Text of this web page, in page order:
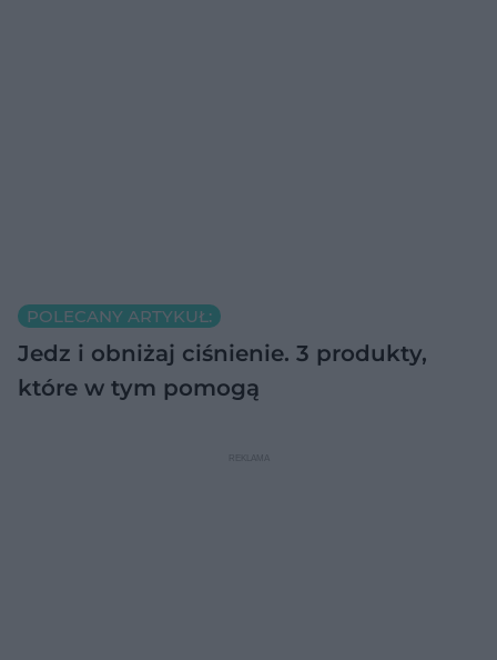
POLECANY ARTYKUŁ:
Jedz i obniżaj ciśnienie. 3 produkty,
które w tym pomogą